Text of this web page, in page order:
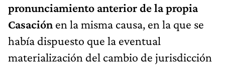
pronunciamiento anterior de la propia
Casación en la misma causa, en la que se
había dispuesto que la eventual
materialización del cambio de jurisdicción